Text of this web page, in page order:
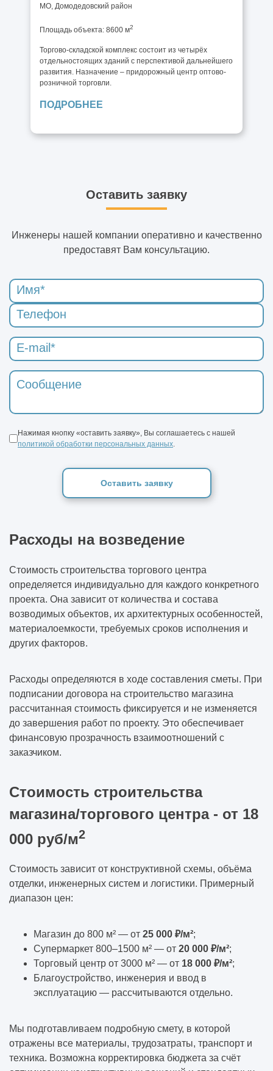
МО, Домодедовский район
Площадь объекта: 8600 м2
Торгово-складской комплекс состоит из четырёх
отдельностоящих зданий с перспективой дальнейшего
развития. Назначение – придорожный центр оптово-
розничной торговли.
ПОДРОБНЕЕ
Оставить заявку
Инженеры нашей компании оперативно и качественно
предоставят Вам консультацию.
Нажимая кнопку «оставить заявку», Вы соглашаетесь с нашей
политикой обработки персональных данных
Оставить заявку
Расходы на возведение
Стоимость строительства торгового центра
определяется индивидуально для каждого конкретного
проекта. Она зависит от количества и состава
возводимых объектов, их архитектурных особенностей,
материалоемкости, требуемых сроков исполнения и
других факторов.
Расходы определяются в ходе составления сметы. При
подписании договора на строительство магазина
рассчитанная стоимость фиксируется и не изменяется
до завершения работ по проекту. Это обеспечивает
финансовую прозрачность взаимоотношений с
заказчиком.
Стоимость строительства
магазина/торгового центра - от 18
000 руб/м2
Стоимость зависит от конструктивной схемы, объёма
отделки, инженерных систем и логистики. Примерный
диапазон цен:
Магазин до 800 м² — от 25 000 ₽/м²;
Супермаркет 800–1500 м² — от 20 000 ₽/м²;
Торговый центр от 3000 м² — от 18 000 ₽/м²;
Благоустройство, инженерия и ввод в
эксплуатацию — рассчитываются отдельно.
Мы подготавливаем подробную смету, в которой
отражены все материалы, трудозатраты, транспорт и
техника. Возможна корректировка бюджета за счёт